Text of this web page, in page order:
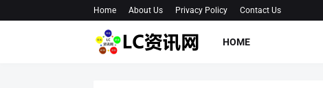
Home About Us Privacy Policy Contact Us
HOME